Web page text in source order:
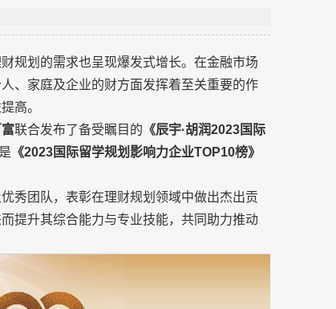
规划的需求也呈现爆发式增长。在金融市场
、家庭及企业的财方面发挥着至关重要的作
高。
联合发布了备受瞩目的 《辰宇·胡润2023国际
《2023国际留学规划影响力企业TOP10榜》
秀团队，表彰在理财规划领域中做出杰出贡
提升其综合能力与专业技能，共同助力推动